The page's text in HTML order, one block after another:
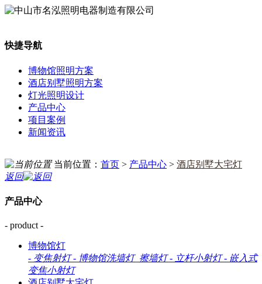
快捷导航
博物馆照明方案
酒店别墅照明方案
灯光照明设计
产品中心
项目案例
新闻资讯
当前位置： 首页 > 产品中心 > 酒店别墅大宅灯
返回
产品中心
- product -
博物馆灯
- 变焦射灯- 博物馆洗墙灯_擦墙灯 - 立杆小射灯 - 嵌入式
变焦小射灯